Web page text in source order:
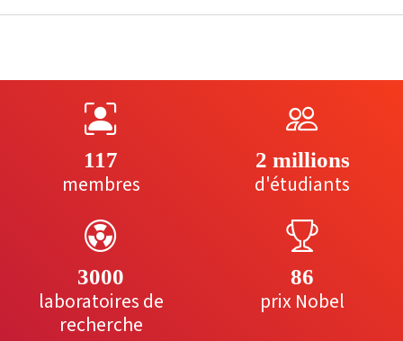
117
membres
2 millions
d'étudiants
3000
laboratoires de
recherche
86
prix Nobel